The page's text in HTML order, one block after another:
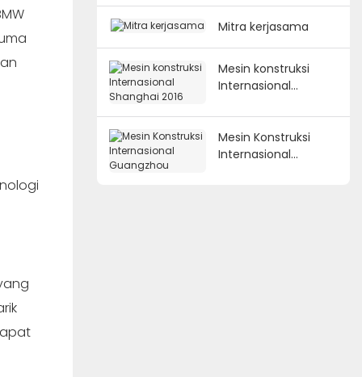
Mitra kerjasama
Mesin konstruksi
Internasional
Mesin Konstruksi
Internasional